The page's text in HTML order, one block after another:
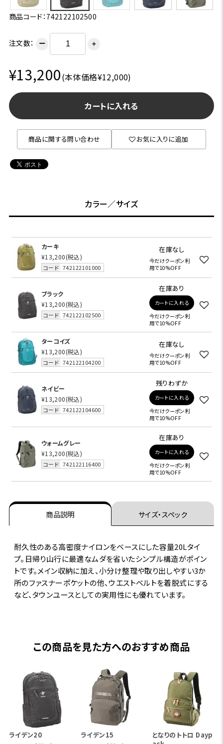
商品コード：742122102500
注文数： ー ＋
¥13,200(本体価格¥12,000)
カートに入れる
商品に関する問い合わせ お気に入りに追加
カラー／サイズ
カーキ
¥13,200(税込)
コード 742122101000
在庫なし
今だけクーポン利
用で10%OFF
ブラック
¥13,200(税込)
コード 742122102500
在庫あり
カートに入れる
今だけクーポン利
用で10%OFF
ターコイズ
¥13,200(税込)
コード 742122104200
在庫なし
今だけクーポン利
用で10%OFF
ネイビー
¥13,200(税込)
コード 742122104600
残りわずか
カートに入れる
今だけクーポン利
用で10%OFF
ウォームグレー
¥13,200(税込)
コード 742122116400
在庫あり
カートに入れる
今だけクーポン利
用で10%OFF
商品説明 サイズ・スペック
耐久性のある高密度ナイロンをベースにした容量20Lタイ
プ。日帰り山行に最適なムダを省いたシンプル構造がポイン
トです。メイン収納に加え、小分け整理や取り出しやすい3か
所のファスナーポケットの他、ウエストベルトを着脱式にする
など、タウンユースとしての実用性にも優れています。
この商品を見た方へのおすすめ商品
ライデン20
ライデン15
となりのトトロ Dayp